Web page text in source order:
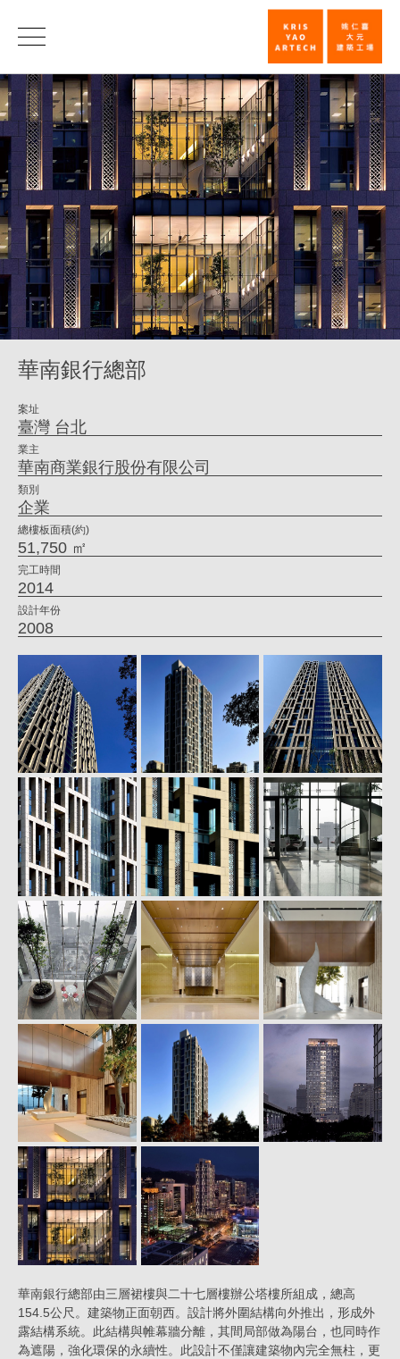
華
南
銀
行
總
部
_
企
業
_
類
喜
元
工
華南銀行總部
案址
臺灣 台北
業主
華南商業銀行股份有限公司
類別
企業
總樓板面積(約)
51,750 ㎡
完工時間
2014
設計年份
2008
華南銀行總部由三層裙樓與二十七層樓辦公塔樓所組成，總高
154.5公尺。建築物正面朝西。設計將外圍結構向外推出，形成外
露結構系統。此結構與帷幕牆分離，其間局部做為陽台，也同時作
為遮陽，強化環保的永續性。此設計不僅讓建築物內完全無柱，更